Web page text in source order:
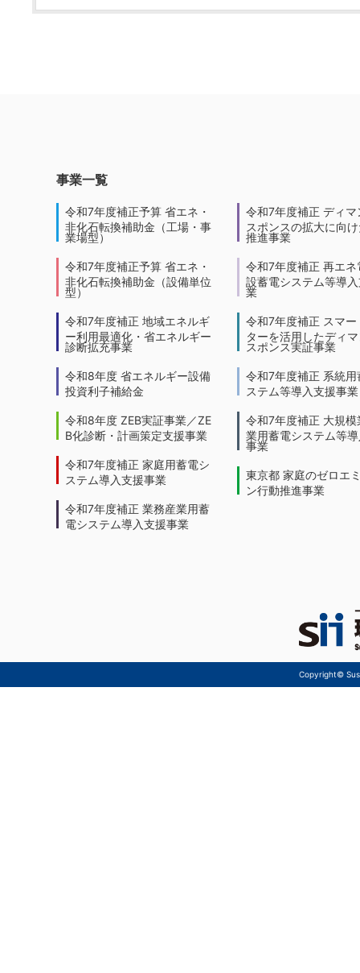
事業一覧
令和7年度補正予算 省エネ・
非化石転換補助金（工場・事
業場型）
令和7年度補正予算 省エネ・
非化石転換補助金（設備単位
型）
令和7年度補正 地域エネルギ
ー利用最適化・省エネルギー
診断拡充事業
令和8年度 省エネルギー設備
投資利子補給金
令和8年度 ZEB実証事業／ZE
B化診断・計画策定支援事業
令和7年度補正 家庭用蓄電シ
ステム導入支援事業
令和7年度補正 業務産業用蓄
電システム導入支援事業
令和7年度補正 ディマ
スポンスの拡大に向
推進事業
令和7年度補正 再エネ
設蓄電システム等導
業
令和7年度補正 スマー
ターを活用したディ
スポンス実証事業
令和7年度補正 系統用
ステム等導入支援事業
令和7年度補正 大規模
業用蓄電システム等
事業
東京都 家庭のゼロエ
ン行動推進事業
Copyright©